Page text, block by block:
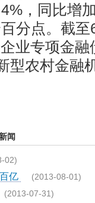
，同比增
分点。截
业专项金融
型农村金融
闻
02)
亿 (2013-08-01)
(2013-07-31)